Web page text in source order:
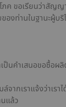
ขอเรียนว่าสัญญา
องท่านในฐานะผู้บริ
นคำเสนอขอซื้อผ
จากเราแจ้งว่าเร
แล้ว